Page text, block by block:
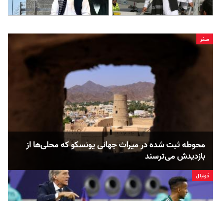
سفر
محوطه ثبت شده در میراث جهانی یونسکو که محلی‌ها از
بازدیدش می‌ترسند
فوتبال